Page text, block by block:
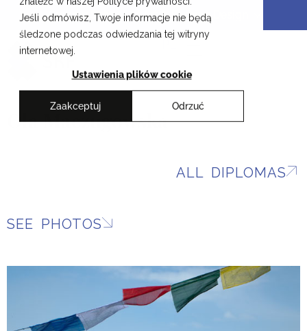
Jeśli odmówisz, Twoje informacje nie będą
śledzone podczas odwiedzania tej witryny
internetowej.
Ustawienia plików cookie
Zaakceptuj Odrzuć
Skip
content
Cracow School of Art & Fashion Design
PL
Ola Maczugowska
ALL DIPLOMAS
SEE PHOTOS